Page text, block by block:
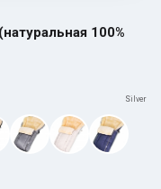
100%
Silver